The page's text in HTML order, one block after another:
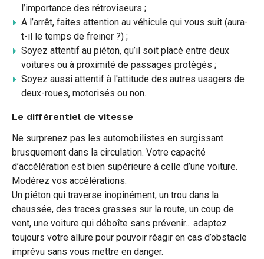
l’importance des rétroviseurs ;
A l’arrêt, faites attention au véhicule qui vous suit (aura-
t-il le temps de freiner ?) ;
Soyez attentif au piéton, qu’il soit placé entre deux
voitures ou à proximité de passages protégés ;
Soyez aussi attentif à l'attitude des autres usagers de
deux-roues, motorisés ou non.
Le différentiel de vitesse
Ne surprenez pas les automobilistes en surgissant
brusquement dans la circulation. Votre capacité
d’accélération est bien supérieure à celle d’une voiture.
Modérez vos accélérations.
Un piéton qui traverse inopinément, un trou dans la
chaussée, des traces grasses sur la route, un coup de
vent, une voiture qui déboîte sans prévenir... adaptez
toujours votre allure pour pouvoir réagir en cas d’obstacle
imprévu sans vous mettre en danger.